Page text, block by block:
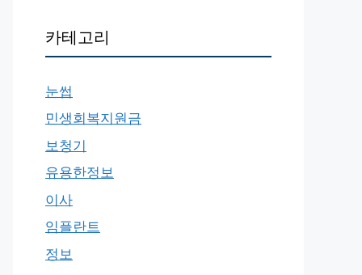
카테고리
눈썹
민생회복지원금
보청기
유용한정보
이사
임플란트
정보